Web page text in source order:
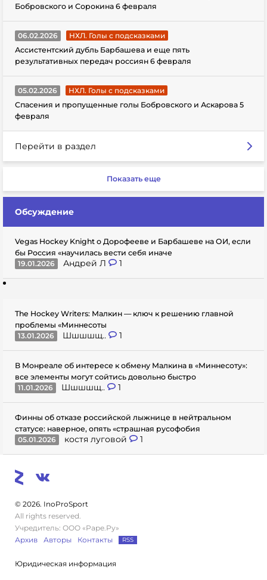
Бобровского и Сорокина 6 февраля
06.02.2026
НХЛ. Голы с подсказками
Ассистентский дубль Барбашева и еще пять
результативных передач россиян 6 февраля
05.02.2026
НХЛ. Голы с подсказками
Спасения и пропущенные голы Бобровского и Аскарова 5
февраля
Перейти в раздел
Показать еще
Обсуждение
Vegas Hockey Knight о Дорофееве и Барбашеве на ОИ, если
бы Россия «научилась вести себя иначе
19.01.2026
Андрей Л 1
The Hockey Writers: Малкин — ключ к решению главной
проблемы «Миннесоты
13.01.2026
Шшшшщ.. 1
В Монреале об интересе к обмену Малкина в «Миннесоту»:
все элементы могут сойтись довольно быстро
11.01.2026
Шшшшщ.. 1
Финны об отказе российской лыжнице в нейтральном
статусе: наверное, опять «страшная русофобия
05.01.2026
костя луговой 1
© 2026. InoProSport
All rights reserved.
Учредитель: ООО «Раре.Ру»
Архив
Авторы Контакты RSS
Юридическая информация